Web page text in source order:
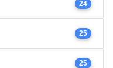
24
25
25